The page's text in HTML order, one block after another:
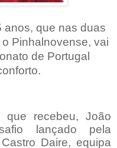
anos, que nas duas
Pinhalnovense, vai
de Portugal
que recebeu, João
lançado pela
Daire, equipa